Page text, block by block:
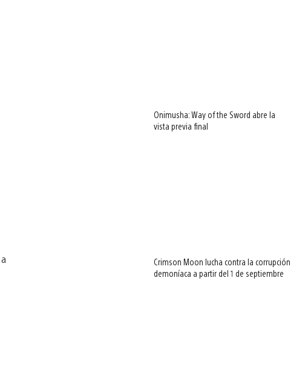
a
Onimusha: Way of the Sword abre la
vista previa final
Crimson Moon lucha contra la corrupción
demoníaca a partir del 1 de septiembre